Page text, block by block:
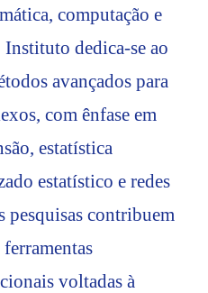
computação e
dedica-se ao
avançados para
com ênfase em
estatística
estatístico e redes
pesquisas contribuem
voltadas à